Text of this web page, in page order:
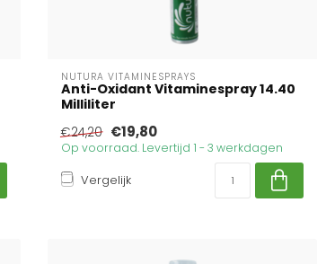
NUTURA VITAMINESPRAYS
Anti-Oxidant Vitaminespray 14.40
Milliliter
€24,20 €19,80
Op voorraad. Levertijd 1 - 3 werkdagen
Vergelijk